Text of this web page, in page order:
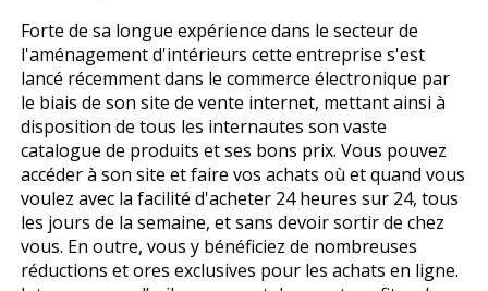
Forte de sa longue expérience dans le secteur de
l'aménagement d'intérieurs cette entreprise s'est
lancé récemment dans le commerce électronique par
le biais de son site de vente internet, mettant ainsi à
disposition de tous les internautes son vaste
catalogue de produits et ses bons prix. Vous pouvez
accéder à son site et faire vos achats où et quand vous
voulez avec la facilité d'acheter 24 heures sur 24, tous
les jours de la semaine, et sans devoir sortir de chez
vous. En outre, vous y bénéficiez de nombreuses
réductions et offres exclusives pour les achats en ligne.